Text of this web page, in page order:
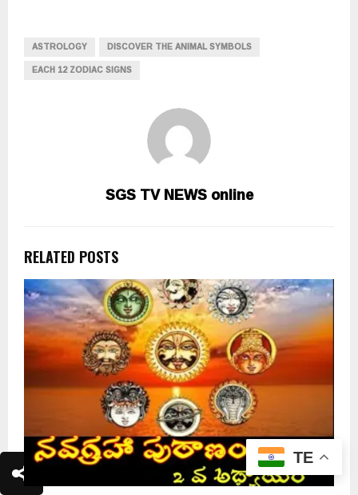
ASTROLOGY
DISCOVER THE ANIMAL SYMBOLS
EACH 12 ZODIAC SIGNS
SGS TV NEWS online
RELATED POSTS
TE